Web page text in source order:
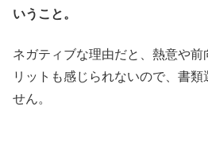
いうこと。
ネガティブな理由だと、熱意や前
リットも感じられないので、書類
せん。